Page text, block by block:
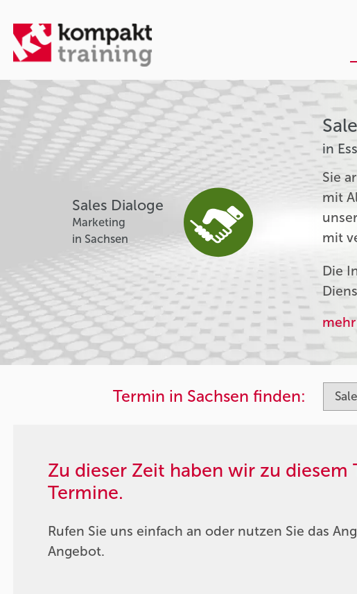
Sales Dialoge
Marketing
in Sachsen
in
Sie
mit
mit
Die
mehr
Termin in Sachsen finden:
Zu dieser Zeit haben wir zu diesem
Termine.
Rufen Sie uns einfach an oder nutzen Sie das
Angebot.